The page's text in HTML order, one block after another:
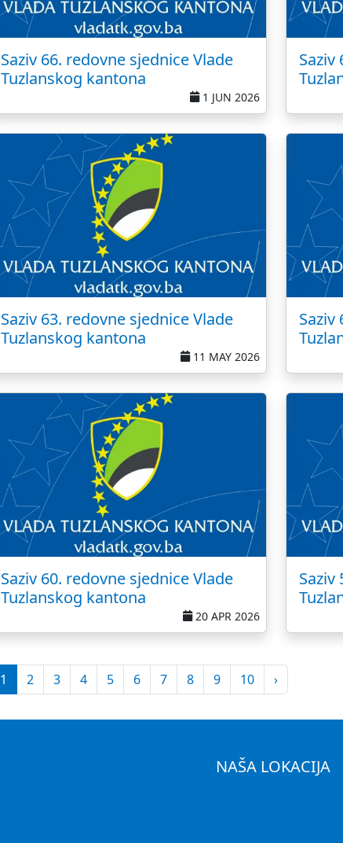
Saziv 66. redovne sjednice Vlade
Tuzlanskog kantona
1 JUN 2026
Saziv
Saziv 63. redovne sjednice Vlade
Tuzlanskog kantona
11 MAY 2026
Saziv
Saziv 60. redovne sjednice Vlade
Tuzlanskog kantona
20 APR 2026
Saziv
1 2 3 4 5 6 7 8 9 10 ›
NAŠA LOKACIJA